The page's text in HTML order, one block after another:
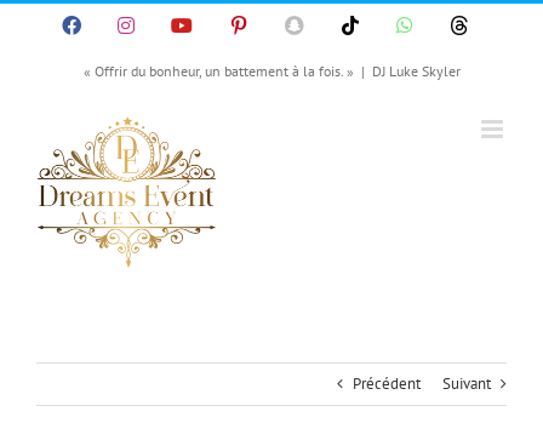
Passer
FacebookInstagramYouTube PinterestSnapChatTiktok WhatsApp
« Offrir du bonheur, un battement à la fois. » | DJ Luke Skyler
Précédent Suivant